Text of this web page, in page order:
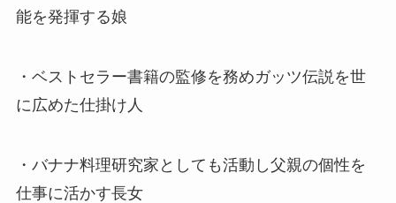
能を発揮する娘
・ベストセラー書籍の監修を務めガッツ伝説を世
に広めた仕掛け人
・バナナ料理研究家としても活動し父親の個性を
仕事に活かす長女